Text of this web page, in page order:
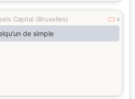
Capital (Bruxelles) 0
de simple